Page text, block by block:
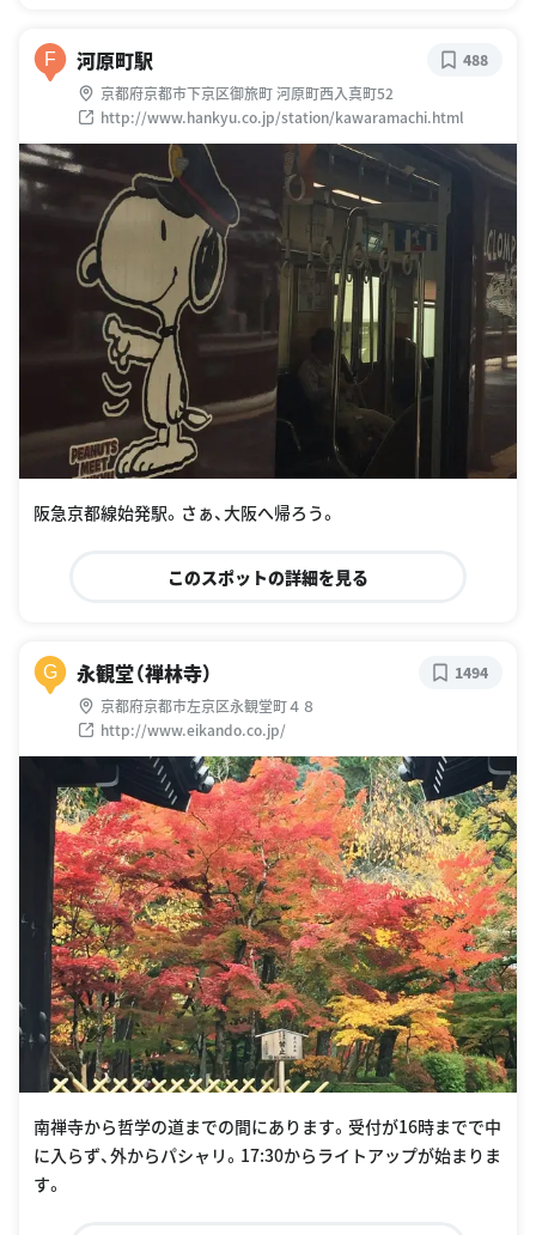
F 河原町駅
京都府京都市下京区御旅町 河原町西入真町52
http://www.hankyu.co.jp/station/kawaramachi.html
488
阪急京都線始発駅。さぁ、大阪へ帰ろう。
このスポットの詳細を見る
G 永観堂（禅林寺）
京都府京都市左京区永観堂町４８
http://www.eikando.co.jp/
1494
南禅寺から哲学の道までの間にあります。受付が16時までで中
に入らず、外からパシャリ。17:30からライトアップが始まりま
す。